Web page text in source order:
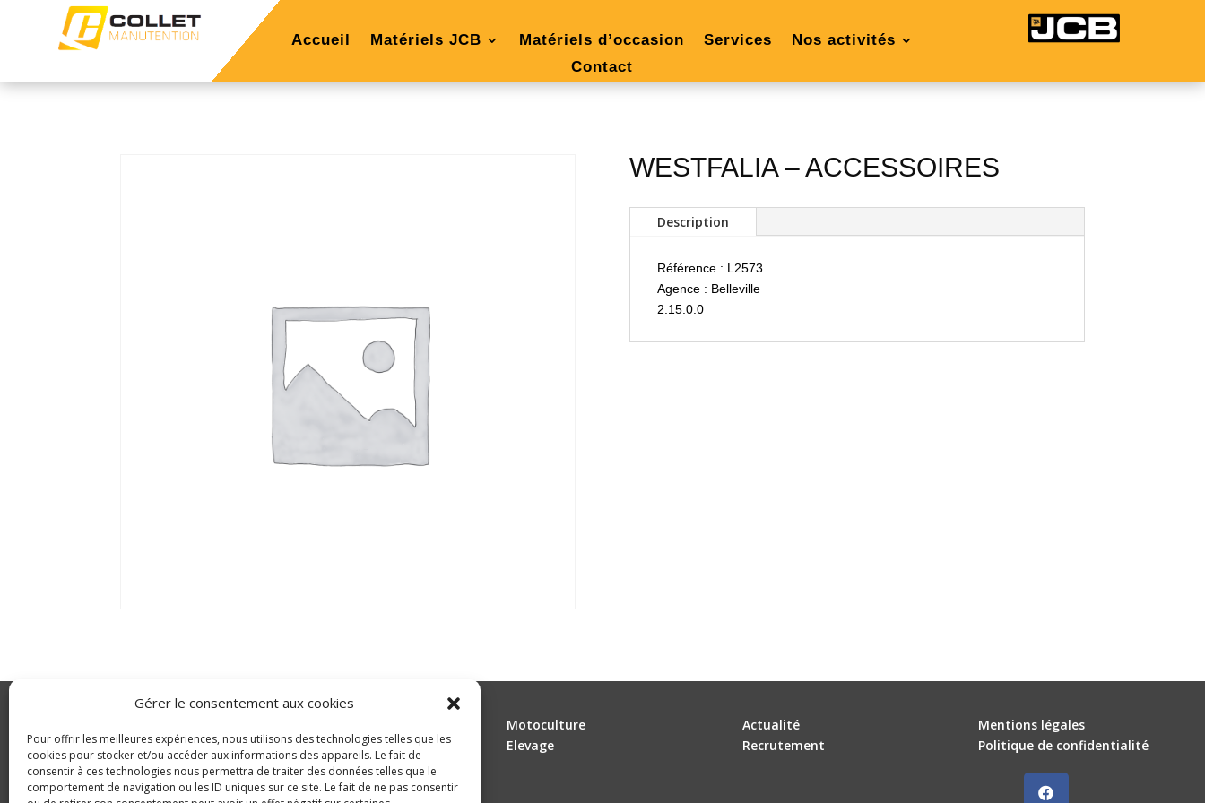
Gérer le consentement aux cookies
Pour offrir les meilleures expériences, nous utilisons des technologies telles que les
cookies pour stocker et/ou accéder aux informations des appareils. Le fait de
consentir à ces technologies nous permettra de traiter des données telles que le
comportement de navigation ou les ID uniques sur ce site. Le fait de ne pas consentir
Accueil Matériels JCB Matériels d’occasion Services
Nos activités
Contact
WESTFALIA – ACCESSOIRES
Description
Référence : L2573
Agence : Belleville
2.15.0.0
© Copyright 2025 GLDC
Agriculture
Motoculture
Elevage
Actualité
Recrutement
Mentions légales
Politique de confidentialité
